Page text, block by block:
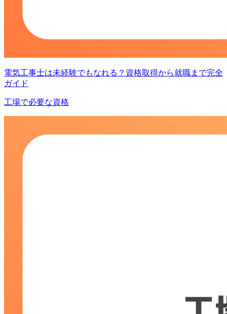
電気工事士は未経験でもなれる？資格取得から就職まで完全
ガイド
工場で必要な資格